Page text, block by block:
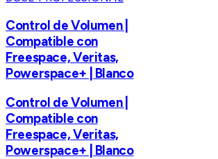
Control de Volumen |
Compatible con
Freespace, Veritas,
Powerspace+ | Blanco
Control de Volumen |
Compatible con
Freespace, Veritas,
Powerspace+ | Blanco